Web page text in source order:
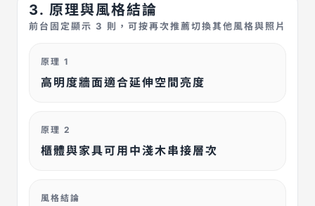
3. 原理與風格結論
前台固定顯示 3 則，可按再次推薦切換其他風格與照片
原理 1
高明度牆面適合延伸空間亮度
原理 2
櫃體與家具可用中淺木串接層次
風格結論